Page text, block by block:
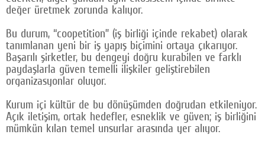
değer üretmek zorunda kalıyor.
Bu durum, “coopetition” (iş birliği içinde rekabet) olarak
tanımlanan yeni bir iş yapış biçimini ortaya çıkarıyor.
Başarılı şirketler, bu dengeyi doğru kurabilen ve farklı
paydaşlarla güven temelli ilişkiler geliştirebilen
organizasyonlar oluyor.
Kurum içi kültür de bu dönüşümden doğrudan etkileniyor.
Açık iletişim, ortak hedefler, esneklik ve güven; iş birliğini
mümkün kılan temel unsurlar arasında yer alıyor.